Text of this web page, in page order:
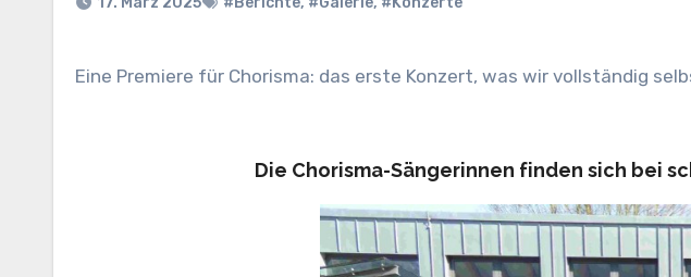
Eine Premiere für Chorisma: das erste Konzert, was wir vollständig
Die Chorisma-Sängerinnen finden sich bei